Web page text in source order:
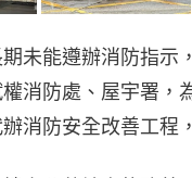
未能遵辦消防指示
消防處、屋宇署，
消防安全改善工程